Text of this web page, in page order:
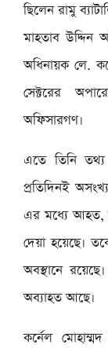
ছিলেন রামু
মাহতাব উদ্দিন
অধিনায়ক লে.
সেক্টরের
অফিসারগণ।
এতে তিনি তথ্য
প্রতিদিনই
এর মধ্যে আহত,
দেয়া হয়েছে।
অবস্থানে
অব্যাহত আছে।
কর্নেল